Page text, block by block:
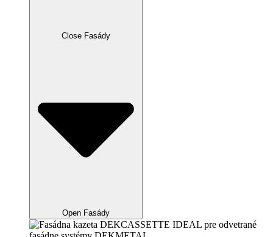
Close Fasády
Open Fasády